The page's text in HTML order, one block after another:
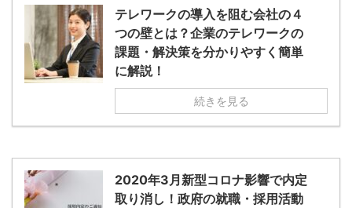
テレワークの導入を阻む会社の４
つの壁とは？企業のテレワークの
課題・解決策を分かりやすく簡単
に解説！
続きを見る
2020年3月新型コロナ影響で内定
取り消し！政府の就職・採用活動